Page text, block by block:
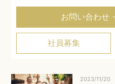
お問い合わせ
社員募集
2023/11/20